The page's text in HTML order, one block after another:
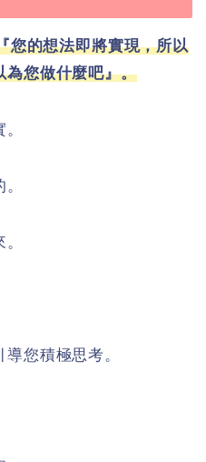
您的想法即將實現，所以
為您做什麼吧』。
您積極思考。